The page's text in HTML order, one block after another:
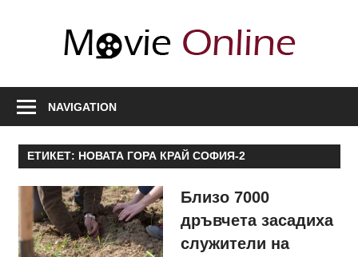
филми,
информация
за
актьори
и
сценарии,
нови
NAVIGATION
ЕТИКЕТ: НОВАТА ГОРА КРАЙ СОФИЯ-2
Близо 7000
дръвчета засадиха
служители на